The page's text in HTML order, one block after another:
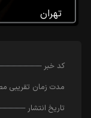
تهران
کد خبر
مدت زمان تقریبی
تاریخ انتشار